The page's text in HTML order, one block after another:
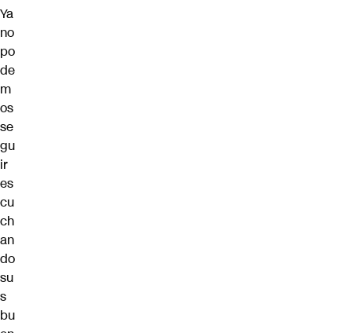
Ya
no
po
de
m
os
se
gu
ir
es
cu
ch
an
do
su
s
bu